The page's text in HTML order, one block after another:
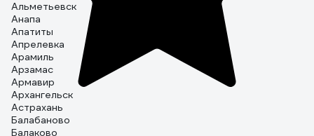
Альметьевск
Анапа
Апатиты
Апрелевка
Арамиль
Арзамас
Армавир
Архангельск
Астрахань
Балабаново
Балаково